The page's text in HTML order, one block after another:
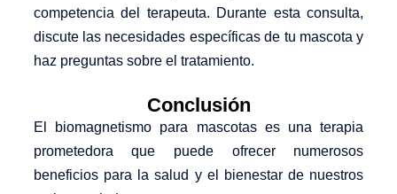
competencia del terapeuta. Durante esta consulta,
discute las necesidades específicas de tu mascota y
haz preguntas sobre el tratamiento.
Conclusión
El biomagnetismo para mascotas es una terapia
prometedora que puede ofrecer numerosos
beneficios para la salud y el bienestar de nuestros